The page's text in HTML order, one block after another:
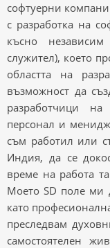
софтуерни
с разработка на
късно
служител), което
областта на
възможност да
разработчици
персонал и
съм работил или
Индия, да се
време на работа
Моето SD поле ми
като
преследвам
самостоятелен